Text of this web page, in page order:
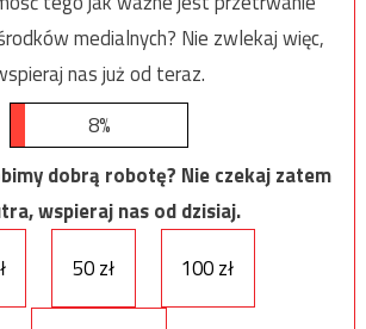
medialnych? Nie zwlekaj więc,
nas już od teraz.
8%
dobrą robotę? Nie czekaj zatem
wspieraj nas od dzisiaj.
50 zł 100 zł